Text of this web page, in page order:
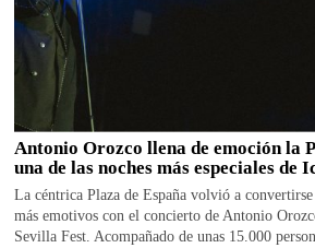
Antonio Orozco llena de emoción la
una de las noches más especiales de
La céntrica Plaza de España volvió a
más emotivos con el concierto de Antonio
Sevilla Fest. Acompañado de unas 15.000